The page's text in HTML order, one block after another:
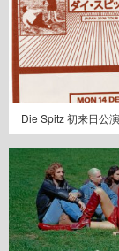
Die Spitz 初来日公